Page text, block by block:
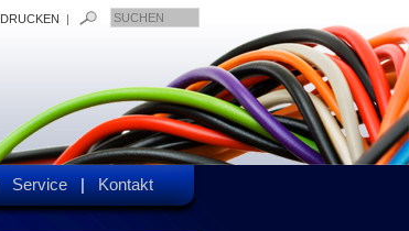
DRUCKEN |
Service| Kontakt